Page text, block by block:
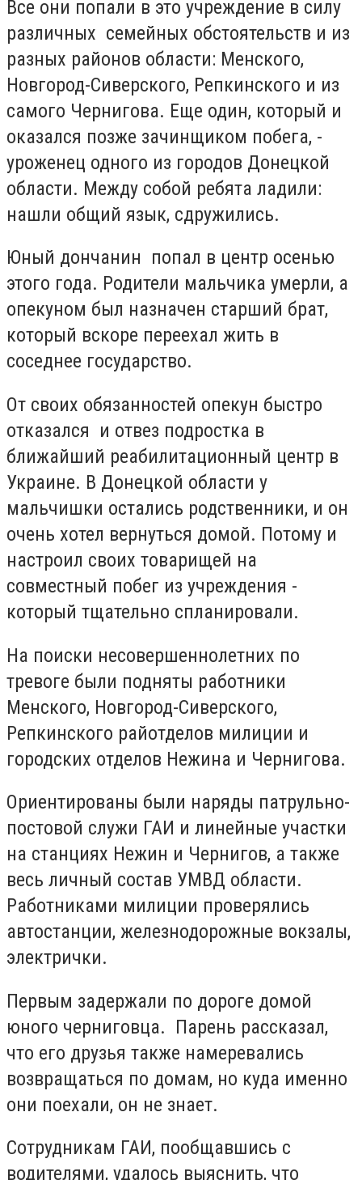
Все они попали в это учреждение в силу
различных семейных обстоятельств и из
разных районов области: Менского,
Новгород-Сиверского, Репкинского и из
самого Чернигова. Еще один, который и
оказался позже зачинщиком побега, -
уроженец одного из городов Донецкой
области. Между собой ребята ладили:
нашли общий язык, сдружились.
Юный дончанин попал в центр осенью
этого года. Родители мальчика умерли, а
опекуном был назначен старший брат,
который вскоре переехал жить в
соседнее государство.
От своих обязанностей опекун быстро
отказался и отвез подростка в
ближайший реабилитационный центр в
Украине. В Донецкой области у
мальчишки остались родственники, и он
очень хотел вернуться домой. Потому и
настроил своих товарищей на
совместный побег из учреждения -
который тщательно спланировали.
На поиски несовершеннолетних по
тревоге были подняты работники
Менского, Новгород-Сиверского,
Репкинского райотделов милиции и
городских отделов Нежина и Чернигова.
Ориентированы были наряды патрульно-
постовой служи ГАИ и линейные участки
на станциях Нежин и Чернигов, а также
весь личный состав УМВД области.
Работниками милиции проверялись
автостанции, железнодорожные вокзалы,
электрички.
Первым задержали по дороге домой
юного черниговца. Парень рассказал,
что его друзья также намеревались
возвращаться по домам, но куда именно
они поехали, он не знает.
Сотрудникам ГАИ, пообщавшись с
водителями, удалось выяснить, что